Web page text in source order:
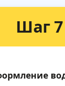
Шаг 7